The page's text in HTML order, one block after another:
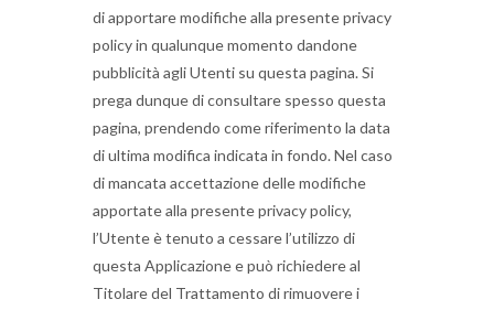
di apportare modifiche alla presente privacy
policy in qualunque momento dandone
pubblicità agli Utenti su questa pagina. Si
prega dunque di consultare spesso questa
pagina, prendendo come riferimento la data
di ultima modifica indicata in fondo. Nel caso
di mancata accettazione delle modifiche
apportate alla presente privacy policy,
l’Utente è tenuto a cessare l’utilizzo di
questa Applicazione e può richiedere al
Titolare del Trattamento di rimuovere i